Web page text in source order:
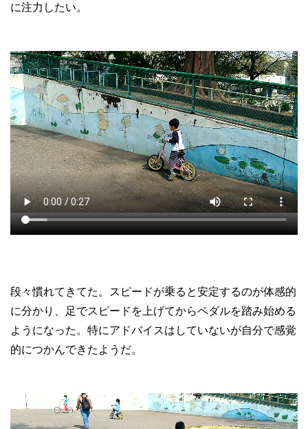
に注力したい。
段々慣れてきてた。スピードが乗ると安定するのが体感的
に分かり、足でスピードを上げてからペダルを踏み始める
ようになった。特にアドバイスはしていないが自分で感覚
的につかんできたようだ。